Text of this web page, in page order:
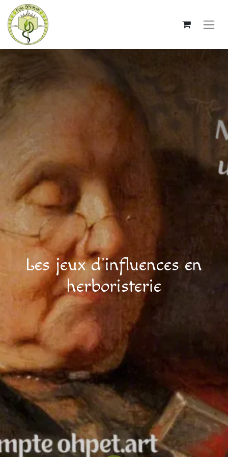
Les jeux d’influences en
herboristerie